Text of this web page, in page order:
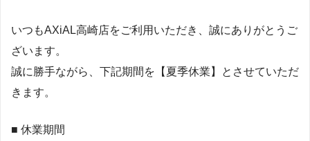
いつもAXiAL高崎店をご利用いただき、誠にありがとうご
ざいます。
誠に勝手ながら、下記期間を【夏季休業】とさせていただ
きます。
■ 休業期間